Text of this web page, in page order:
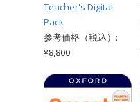
Teacher's Digital
Pack
参考価格（税込）:
¥8,800